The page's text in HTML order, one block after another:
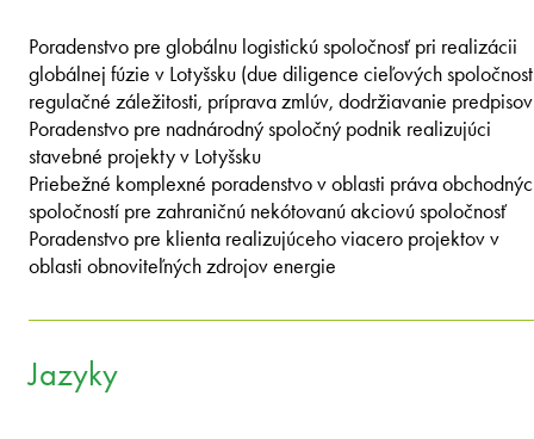
Poradenstvo pre globálnu logistickú spoločnosť pri realizácii
globálnej fúzie v Lotyšsku (due diligence cieľových
regulačné záležitosti, príprava zmlúv, dodržiavanie
Poradenstvo pre nadnárodný spoločný podnik realizujúci
stavebné projekty v Lotyšsku
Priebežné komplexné poradenstvo v oblasti práva
spoločností pre zahraničnú nekótovanú akciovú spoločnosť
Poradenstvo pre klienta realizujúceho viacero projektov v
oblasti obnoviteľných zdrojov energie
Jazyky